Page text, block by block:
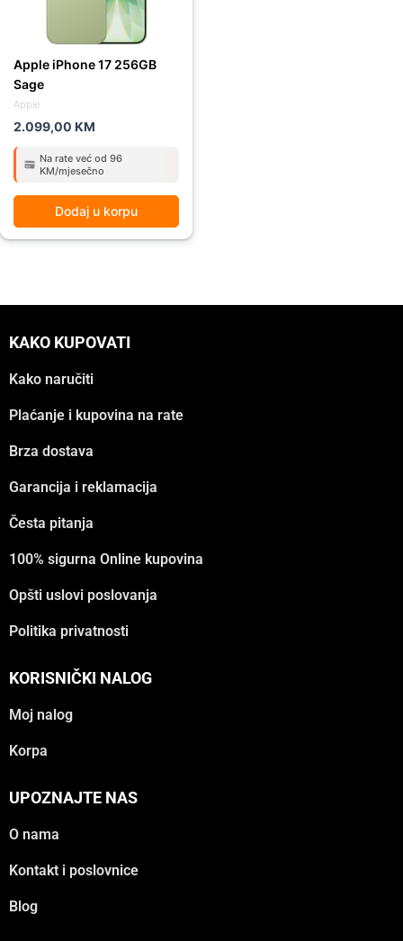
Apple
Apple iPhone 17 256GB
Sage
2.099,00 KM
Na rate već od 96
KM/mjesečno
Dodaj u korpu
KAKO KUPOVATI
Kako naručiti
Plaćanje i kupovina na rate
Brza dostava
Garancija i reklamacija
Česta pitanja
100% sigurna Online kupovina
Opšti uslovi poslovanja
Politika privatnosti
KORISNIČKI NALOG
Moj nalog
Korpa
UPOZNAJTE NAS
O nama
Kontakt i poslovnice
Blog